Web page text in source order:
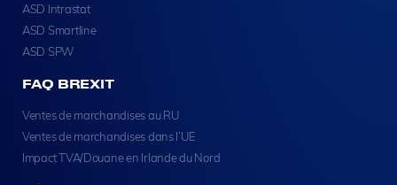
ASD Intrastat
ASD Smartline
ASD SPW
FAQ BREXIT
Ventes de marchandises au RU
Ventes de marchandises dans l’UE
Impact TVA/Douane en Irlande du Nord